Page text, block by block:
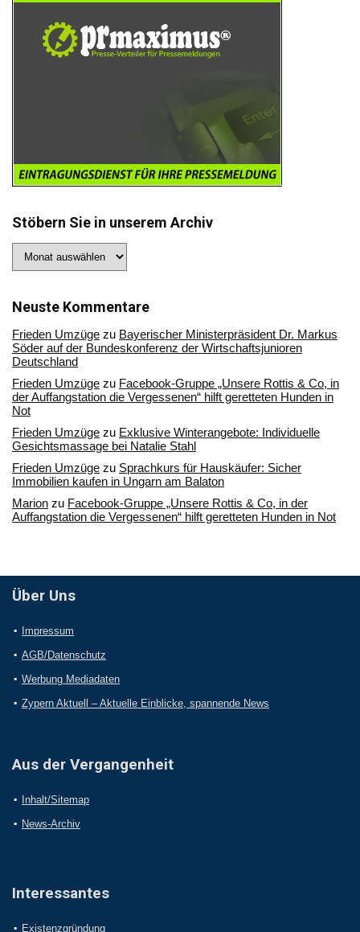
Stöbern Sie in unserem Archiv
Sie
Archiv
Neuste Kommentare
Frieden Umzüge zu Bayerischer Ministerpräsident Dr. Markus
Söder auf der Bundeskonferenz der Wirtschaftsjunioren
Deutschland
Frieden Umzüge zu Facebook-Gruppe „Unsere Rottis & Co, in
der Auffangstation die Vergessenen“ hilft geretteten Hunden in
Not
Frieden Umzüge zu Exklusive Winterangebote: Individuelle
Gesichtsmassage bei Natalie Stahl
Frieden Umzüge zu Sprachkurs für Hauskäufer: Sicher
Immobilien kaufen in Ungarn am Balaton
Marion zu Facebook-Gruppe „Unsere Rottis & Co, in der
Auffangstation die Vergessenen“ hilft geretteten Hunden in Not
Über Uns
Impressum
AGB/Datenschutz
Werbung Mediadaten
Zypern Aktuell – Aktuelle Einblicke, spannende News
Aus der Vergangenheit
Inhalt/Sitemap
News-Archiv
Interessantes
Existenzgründung